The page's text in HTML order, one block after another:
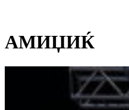
АМИЏИЌ